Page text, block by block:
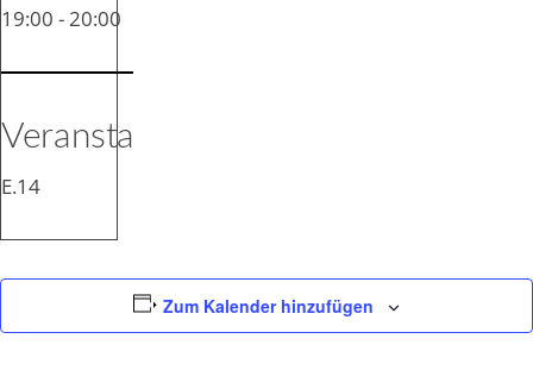
19:00 - 20:00
Veranstaltungsort
E.14
Zum Kalender hinzufügen